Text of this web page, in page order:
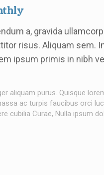
a, gravida
risus. Aliquam sem.
ipsum primis in nibh
aliquam purus. Quisque
ac turpis faucibus orci
cubilia Curae, Nulla ipsum